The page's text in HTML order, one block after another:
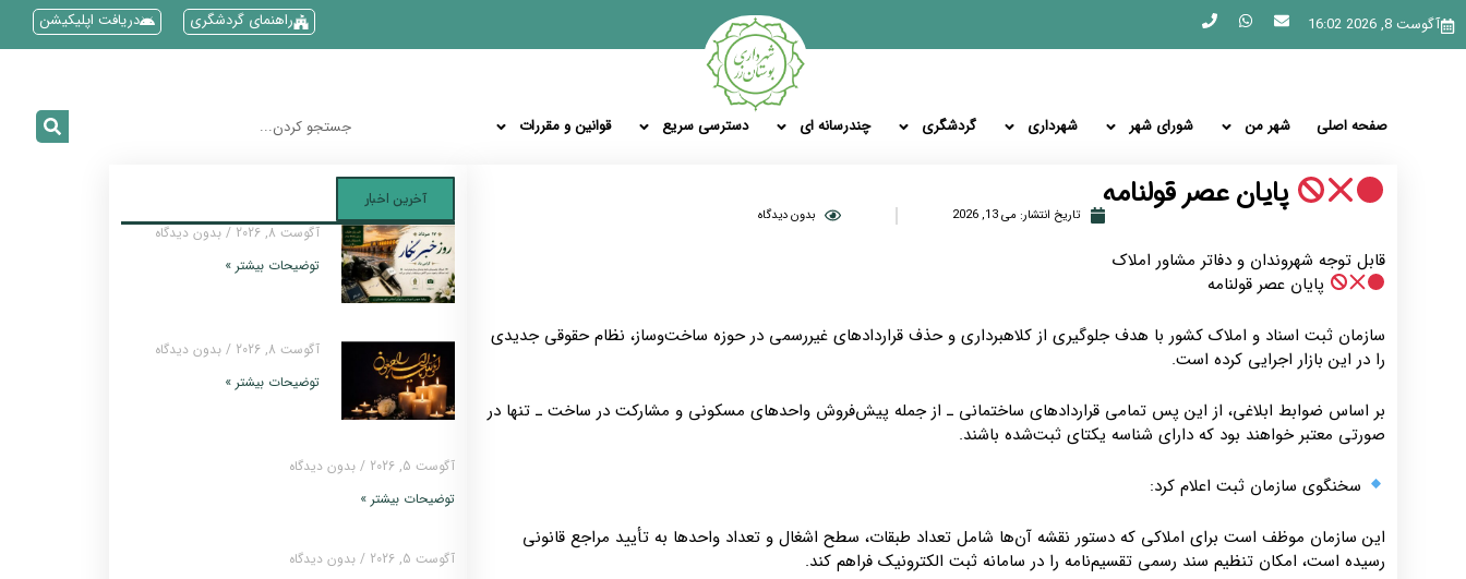
آگوست 8, 2026 16:02 راهنمای گردشگری دریافت اپلیکیشن
صفحه اصلی شهر من شورای شهر شهرداری گردشگری چندرسانه ای دسترسی سریع قوانین و مقررات
پایان عصر قولنامه
تاریخ انتشار: می 13, 2026 بدون دیدگاه
قابل توجه شهروندان و دفاتر مشاور املاک
پایان عصر قولنامه
سازمان ثبت اسناد و املاک کشور با هدف جلوگیری از کلاهبرداری و حذف قراردادهای غیررسمی در حوزه ساخت‌وساز، نظام حقوقی جدیدی
را در این بازار اجرایی کرده است.
بر اساس ضوابط ابلاغی، از این پس تمامی قراردادهای ساختمانی ـ از جمله پیش‌فروش واحدهای مسکونی و مشارکت در ساخت ـ تنها در
صورتی معتبر خواهند بود که دارای شناسه یکتای ثبت‌شده باشند.
سخنگوی سازمان ثبت اعلام کرد:
این سازمان موظف است برای املاکی که دستور نقشه آن‌ها شامل تعداد طبقات، سطح اشغال و تعداد واحدها به تأیید مراجع قانونی
رسیده است، امکان تنظیم سند رسمی تقسیم‌نامه را در سامانه ثبت الکترونیک فراهم کند.
آخرین اخبار
آگوست 8, 2026
بدون دیدگاه
توضیحات بیشتر »
آگوست 8, 2026
بدون دیدگاه
توضیحات بیشتر »
آگوست 5, 2026
بدون دیدگاه
توضیحات بیشتر »
آگوست 5, 2026
بدون دیدگاه